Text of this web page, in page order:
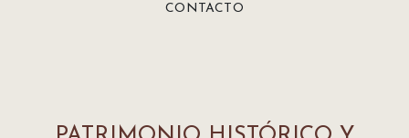
CONTACTO